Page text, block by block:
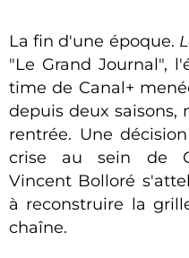
La fin d'une époque.
"Le Grand Journal",
time de Canal+
depuis deux saisons,
rentrée. Une
crise au sein de
Vincent Bolloré
à reconstruire la
chaîne.